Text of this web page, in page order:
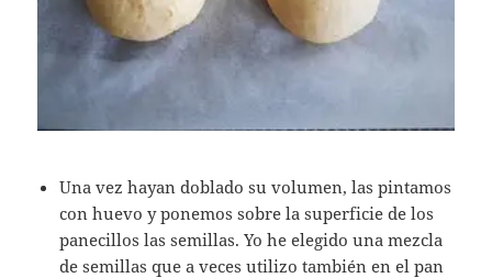
Una vez hayan doblado su volumen, las pintamos
con huevo y ponemos sobre la superficie de los
panecillos las semillas. Yo he elegido una mezcla
de semillas que a veces utilizo también en el pan